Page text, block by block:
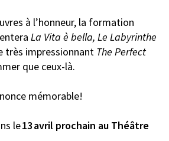
à l’honneur, la formation
La Vita è bella, Le Labyrinthe
très impressionnant The Perfect
que ceux-là.
mémorable!
le13 avril prochain au Théâtre